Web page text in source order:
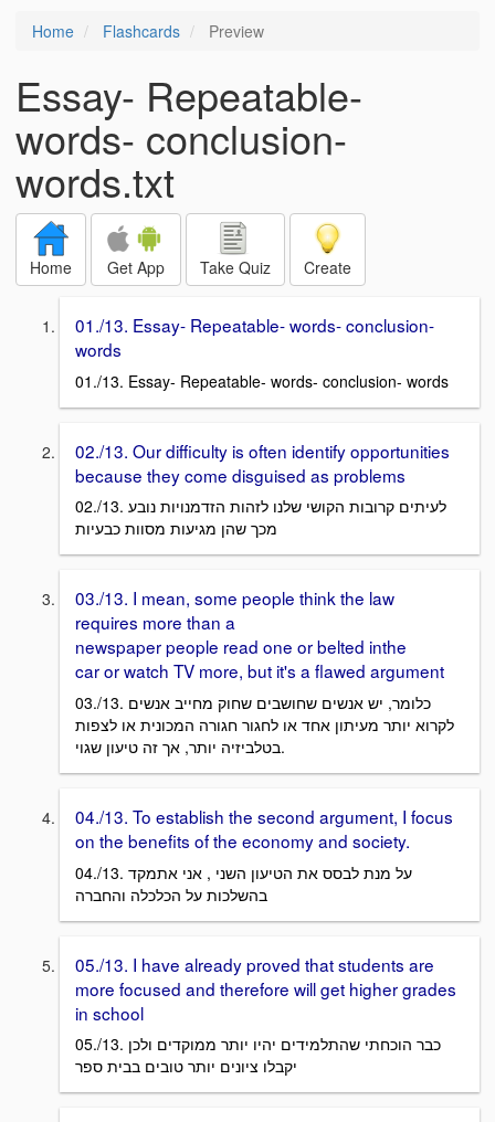
Home Flashcards Preview
Essay- Repeatable-
words- conclusion-
words.txt
Home Get App Take Quiz Create
01./13. Essay- Repeatable- words- conclusion-
words
01./13. Essay- Repeatable- words- conclusion- words
02./13. Our difficulty is often identify opportunities
because they come disguised as problems
02./13. לעיתים קרובות הקושי שלנו לזהות הזדמנויות נובע
מכך שהן מגיעות מסוות כבעיות
03./13. I mean, some people think the law
requires more than a
newspaper people read one or belted inthe
car or watch TV more, but it's a flawed argument
03./13. כלומר, יש אנשים שחושבים שחוק מחייב אנשים
לקרוא יותר מעיתון אחד או לחגור חגורה המכונית או לצפות
בטלביזיה יותר, אך זה טיעון שגוי.
04./13. To establish the second argument, I focus
on the benefits of the economy and society.
04./13. על מנת לבסס את הטיעון השני , אני אתמקד
בהשלכות על הכלכלה והחברה
05./13. I have already proved that students are
more focused and therefore will get higher grades
in school
05./13. כבר הוכחתי שהתלמידים יהיו יותר ממוקדים ולכן
יקבלו ציונים יותר טובים בבית ספר